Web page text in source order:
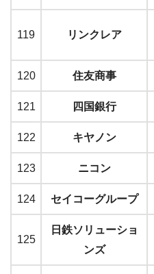
119 リンクレア
120 住友商事
121 四国銀行
122 キヤノン
123 ニコン
124 セイコーグループ
125
日鉄ソリューショ
ンズ